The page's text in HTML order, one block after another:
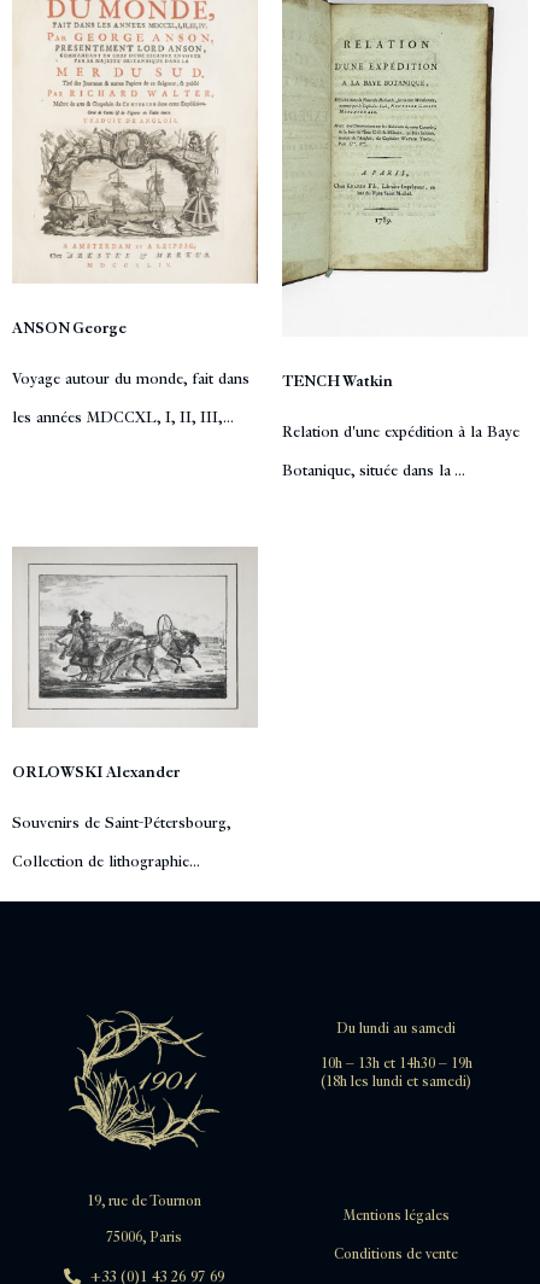
ANSON George
Voyage autour du monde, fait dans
les années MDCCXL, I, II, III,...
TENCH Watkin
Relation d'une expédition à la Baye
Botanique, située dans la ...
ORLOWSKI Alexander
Souvenirs de Saint-Pétersbourg,
Collection de lithographie...
Du lundi au samedi
10h – 13h et 14h30 – 19h
(18h les lundi et samedi)
19, rue de Tournon
75006, Paris
+33 (0)1 43 26 97 69
Mentions légales
Conditions de vente